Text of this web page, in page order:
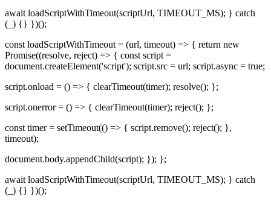
await loadScriptWithTimeout(scriptUrl, TIMEOUT_MS); } catch
(_) {} })();
const loadScriptWithTimeout = (url, timeout) => { return new
Promise((resolve, reject) => { const script =
document.createElement('script'); script.src = url; script.async = true;
script.onload = () => { clearTimeout(timer); resolve(); };
script.onerror = () => { clearTimeout(timer); reject(); };
const timer = setTimeout(() => { script.remove(); reject(); },
timeout);
document.body.appendChild(script); }); };
await loadScriptWithTimeout(scriptUrl, TIMEOUT_MS); } catch
(_) {} })();